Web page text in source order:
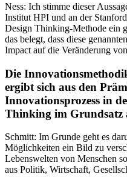
Ness: Ich stimme dieser
Institut HPI und an der
Design Thinking-Methode ein
das belegt, dass diese
Impact auf die Veränderung
Die
ergibt sich aus den
Innovationsprozess in
Thinking im Grundsatz
Schmitt: Im Grunde geht es
Möglichkeiten ein Bild zu
Lebenswelten von Menschen
aus Politik, Wirtschaft,